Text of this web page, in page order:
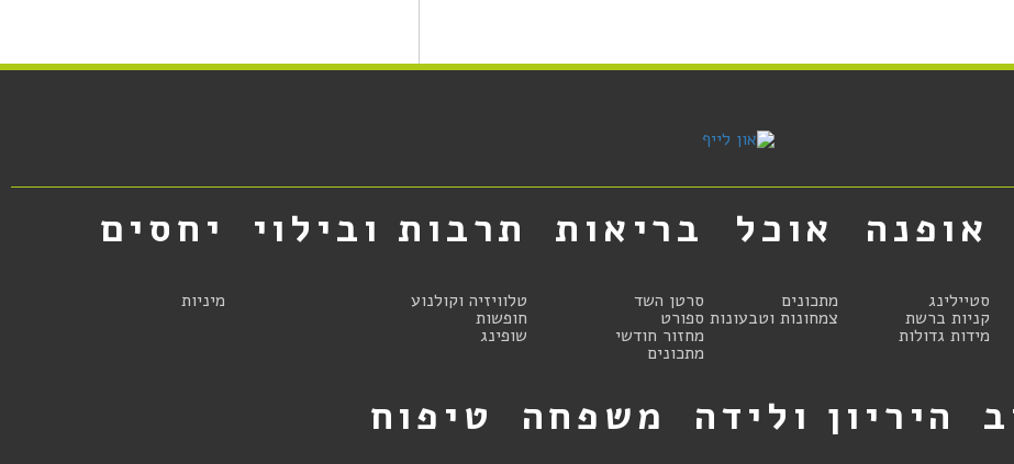
אופנה
סטיילינג
קניות ברשת
מידות גדולות
אוכל
מתכונים
צמחונות וטבעונות
בריאות
סרטן השד
ספורט
מחזור חודשי
מתכונים
תרבות ובילוי
טלוויזיה וקולנוע
חופשות
שופינג
יחסים
מיניות
היריון ולידה משפחה טיפוח